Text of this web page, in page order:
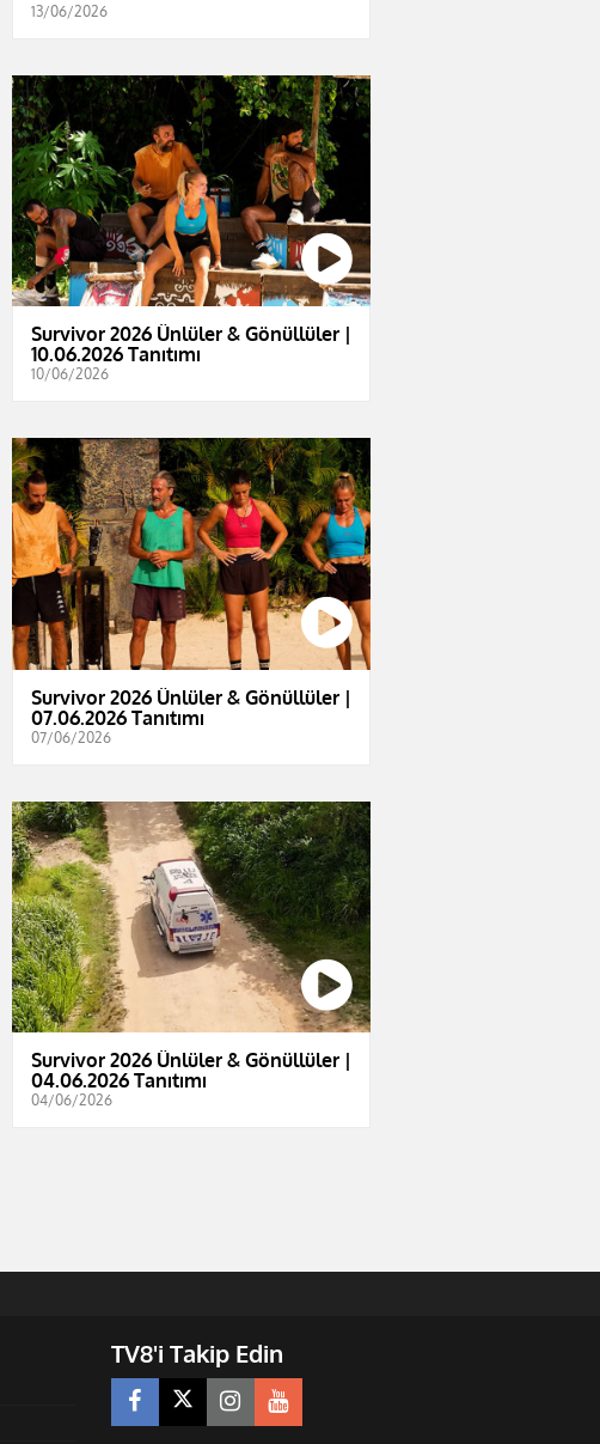
13/06/2026
Survivor 2026 Ünlüler & Gönüllüler |
10.06.2026 Tanıtımı
10/06/2026
Survivor 2026 Ünlüler & Gönüllüler |
07.06.2026 Tanıtımı
07/06/2026
Survivor 2026 Ünlüler & Gönüllüler |
04.06.2026 Tanıtımı
04/06/2026
TV8'i Takip Edin